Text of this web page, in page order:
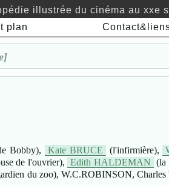
illustrée du cinéma au xxe
plan
Bobby), Kate BRUCE (l'infirmière),
de l'ouvrier), Edith HALDEMAN (la
du zoo), W.C.ROBINSON, Charles